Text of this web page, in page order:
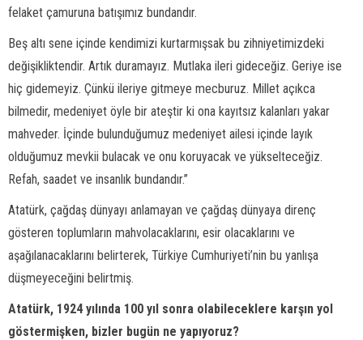
felaket çamuruna batışımız bundandır.
Beş altı sene içinde kendimizi kurtarmışsak bu zihniyetimizdeki
değişikliktendir. Artık duramayız. Mutlaka ileri gideceğiz. Geriye ise
hiç gidemeyiz. Çünkü ileriye gitmeye mecburuz. Millet açıkca
bilmedir, medeniyet öyle bir ateştir ki ona kayıtsız kalanları yakar
mahveder. İçinde bulunduğumuz medeniyet ailesi içinde layık
olduğumuz mevkii bulacak ve onu koruyacak ve yükselteceğiz.
Refah, saadet ve insanlık bundandır.”
Atatürk, çağdaş dünyayı anlamayan ve çağdaş dünyaya direnç
gösteren toplumların mahvolacaklarını, esir olacaklarını ve
aşağılanacaklarını belirterek, Türkiye Cumhuriyeti’nin bu yanlışa
düşmeyeceğini belirtmiş.
Atatürk, 1924 yılında 100 yıl sonra olabileceklere karşın yol
göstermişken, bizler bugün ne yapıyoruz?